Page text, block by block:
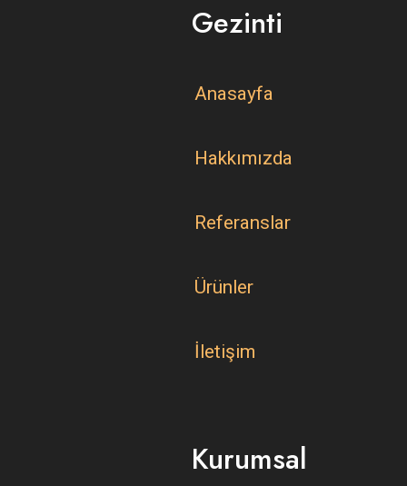
Gezinti
Anasayfa
Hakkımızda
Referanslar
Ürünler
İletişim
Kurumsal